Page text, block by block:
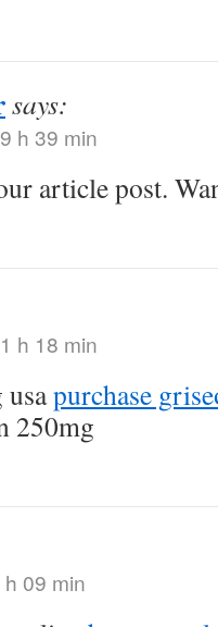
says:
h 39 min
article post.
h 18 min
usapurchase
250mg
09 min